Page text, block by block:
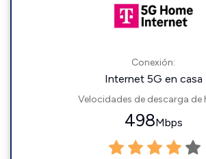
Conexión:
Internet 5G en casa
Velocidades de descarga de
498Mbps